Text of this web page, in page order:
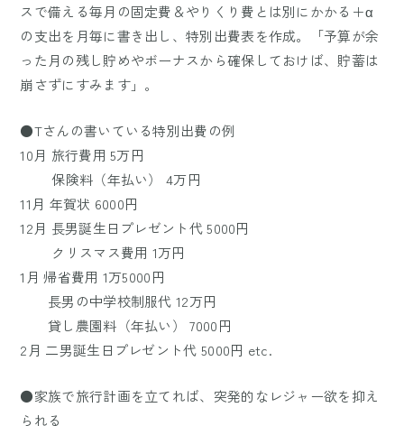
スで備える毎月の固定費＆やりくり費とは別にかかる＋α
の支出を月毎に書き出し、特別出費表を作成。「予算が余
った月の残し貯めやボーナスから確保しておけば、貯蓄は
崩さずにすみます」。
●Tさんの書いている特別出費の例
10月 旅行費用 5万円
保険料（年払い） 4万円
11月 年賀状 6000円
12月 長男誕生日プレゼント代 5000円
クリスマス費用 1万円
1月 帰省費用 1万5000円
長男の中学校制服代 12万円
貸し農園料（年払い） 7000円
2月 二男誕生日プレゼント代 5000円 etc.
●家族で旅行計画を立てれば、突発的なレジャー欲を抑え
られる